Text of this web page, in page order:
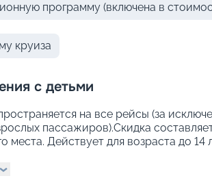
программу (включена в
круиза
с детьми
на все рейсы (за
пассажиров).Скидка
места. Действует для возраста до 14